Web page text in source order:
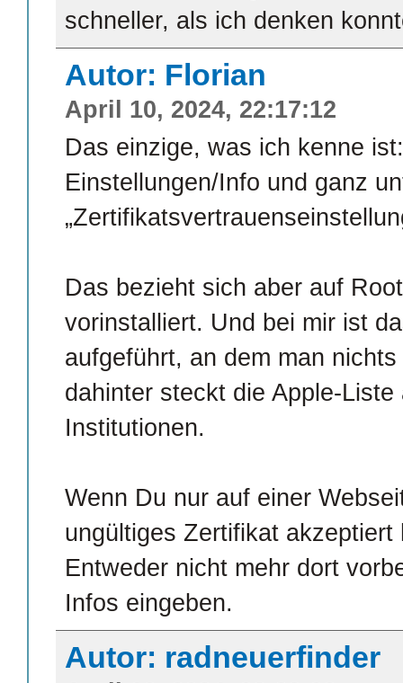
schneller, als ich denken
Autor: Florian
April 10, 2024, 22:17:12
Das einzige, was ich kenne ist:
Einstellungen/Info und ganz
Das bezieht sich aber auf
vorinstalliert. Und bei mir ist
aufgeführt, an dem man
dahinter steckt die Apple-
Institutionen.
Wenn Du nur auf einer
ungültiges Zertifikat
Entweder nicht mehr dort
Infos eingeben.
Autor: radneuerfinder